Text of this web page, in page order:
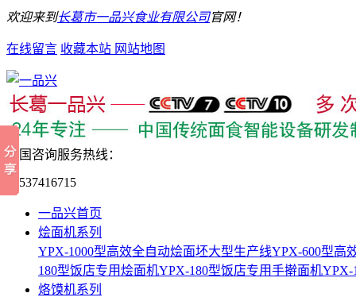
欢迎来到长葛市一品兴食业有限公司官网！
在线留言 收藏本站 网站地图
全国咨询服务热线：
15537416715
一品兴首页
烩面机系列
YPX-1000型高效全自动烩面坯大型生产线YPX-600型高
180型饭店专用烩面机YPX-180型饭店专用手擀面机YPX-
烙馍机系列